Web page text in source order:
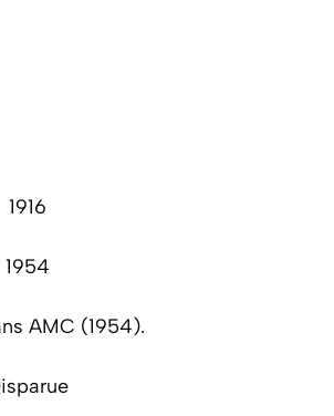
1916
1954
AMC (1954).